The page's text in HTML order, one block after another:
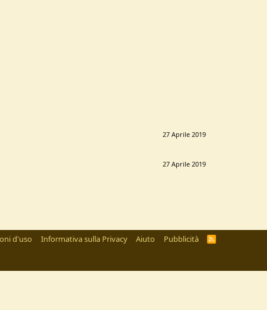
27 Aprile 2019
27 Aprile 2019
d'uso Informativa sulla Privacy Aiuto Pubblicità
R